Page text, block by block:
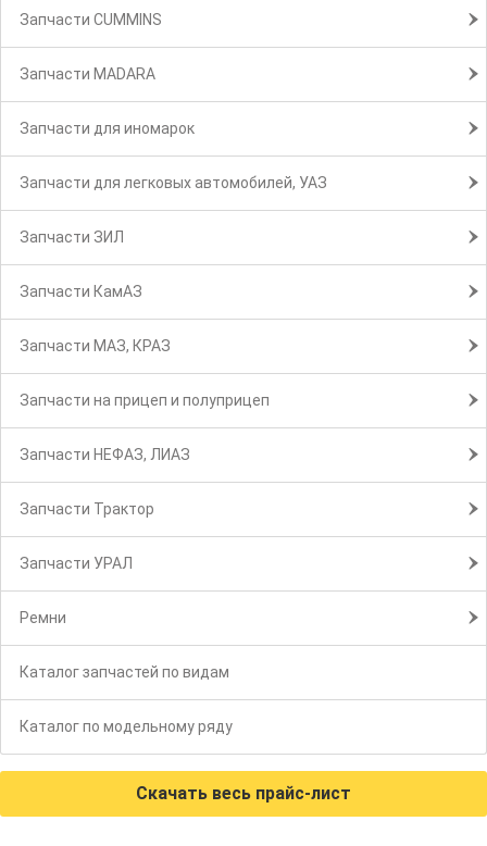
Запчасти CUMMINS
Запчасти MADARA
Запчасти для иномарок
Запчасти для легковых автомобилей, УАЗ
Запчасти ЗИЛ
Запчасти КамАЗ
Запчасти МАЗ, КРАЗ
Запчасти на прицеп и полуприцеп
Запчасти НЕФАЗ, ЛИАЗ
Запчасти Трактор
Запчасти УРАЛ
Ремни
Каталог запчастей по видам
Каталог по модельному ряду
Скачать весь прайс-лист